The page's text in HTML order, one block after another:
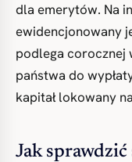
dla emerytów. Na
ewidencjonowany
podlega corocznej
państwa do
kapitał lokowany
Jak